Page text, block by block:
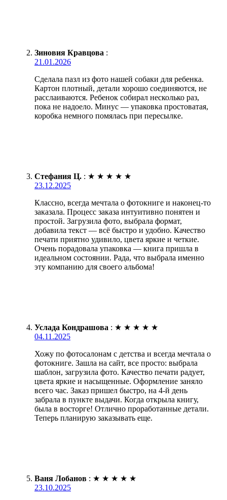
Зиновия Кравцова :
21.01.2026
Сделала пазл из фото нашей собаки для ребенка.
Картон плотный, детали хорошо соединяются, не
расслаиваются. Ребенок собирал несколько раз,
пока не надоело. Минус — упаковка простоватая,
коробка немного помялась при пересылке.
Стефания Ц. : ★ ★ ★ ★ ★
23.12.2025
Классно, всегда мечтала о фотокниге и наконец-то
заказала. Процесс заказа интуитивно понятен и
простой. Загрузила фото, выбрала формат,
добавила текст — всё быстро и удобно. Качество
печати приятно удивило, цвета яркие и четкие.
Очень порадовала упаковка — книга пришла в
идеальном состоянии. Рада, что выбрала именно
эту компанию для своего альбома!
Услада Кондрашова : ★ ★ ★ ★ ★
04.11.2025
Хожу по фотосалонам с детства и всегда мечтала о
фотокниге. Зашла на сайт, все просто: выбрала
шаблон, загрузила фото. Качество печати радует,
цвета яркие и насыщенные. Оформление заняло
всего час. Заказ пришел быстро, на 4-й день
забрала в пункте выдачи. Когда открыла книгу,
была в восторге! Отлично проработанные детали.
Теперь планирую заказывать еще.
Ваня Лобанов : ★ ★ ★ ★ ★
23.10.2025